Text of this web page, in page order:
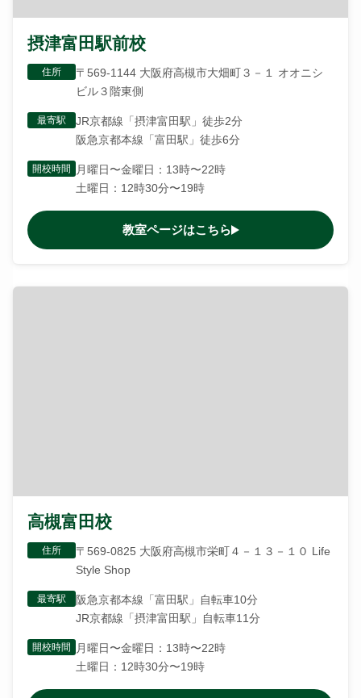
摂津富田駅前校
住所
〒569-1144 大阪府高槻市大畑町３－１ オオニシ
ビル３階東側
最寄駅
JR京都線「摂津富田駅」徒歩2分
阪急京都本線「富田駅」徒歩6分
開校時間
月曜日〜金曜日：13時〜22時
土曜日：12時30分〜19時
教室ページはこちら
高槻富田校
住所
〒569-0825 大阪府高槻市栄町４－１３－１０ Life
Style Shop
最寄駅
阪急京都本線「富田駅」自転車10分
JR京都線「摂津富田駅」自転車11分
開校時間
月曜日〜金曜日：13時〜22時
土曜日：12時30分〜19時